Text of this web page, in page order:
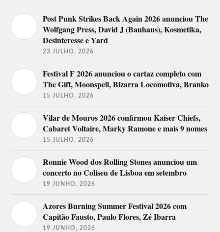
Post Punk Strikes Back Again 2026 anunciou The
Wolfgang Press, David J (Bauhaus), Kosmetika,
Desinteresse e Yard
23 JULHO, 2026
Festival F 2026 anunciou o cartaz completo com
The Gift, Moonspell, Bizarra Locomotiva, Branko
15 JULHO, 2026
Vilar de Mouros 2026 confirmou Kaiser Chiefs,
Cabaret Voltaire, Marky Ramone e mais 9 nomes
15 JULHO, 2026
Ronnie Wood dos Rolling Stones anunciou um
concerto no Coliseu de Lisboa em setembro
19 JUNHO, 2026
Azores Burning Summer Festival 2026 com
Capitão Fausto, Paulo Flores, Zé Ibarra
19 JUNHO, 2026